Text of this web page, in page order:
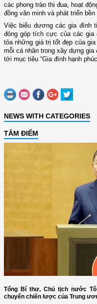
các phong trào thi đua, hoạt
đồng văn minh và phát triển bền
Việc biểu dương các gia đình
đóng góp tích cực của các gia
tỏa những giá trị tốt đẹp của
mỗi cá nhân trong xây dựng
tới mục tiêu “Gia đình hạnh
NEWS WITH CATEGORIES
TÂM ĐIỂM
Tổng Bí thư, Chủ tịch nước
chuyển chiến lược của Trung